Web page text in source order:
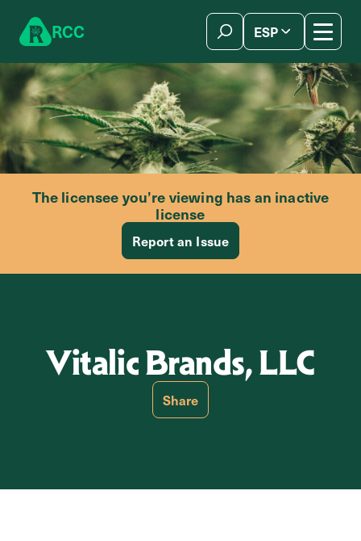
RCC ESP
The licensee you’re viewing has an inactive
license
Report an Issue
Vitalic Brands, LLC
Share